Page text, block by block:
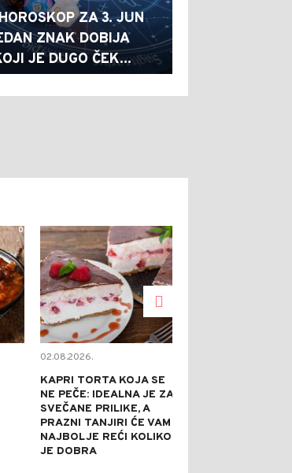
ZA 3. JUN
ZNAK DOBIJA
JE DUGO ČEK...
0
02.08.2026.
KAPRI TORTA KOJA SE
NE PEČE: IDEALNA JE ZA
SVEČANE PRILIKE, A
PRAZNI TANJIRI ĆE VAM
NAJBOLJE REĆI KOLIKO
JE DOBRA